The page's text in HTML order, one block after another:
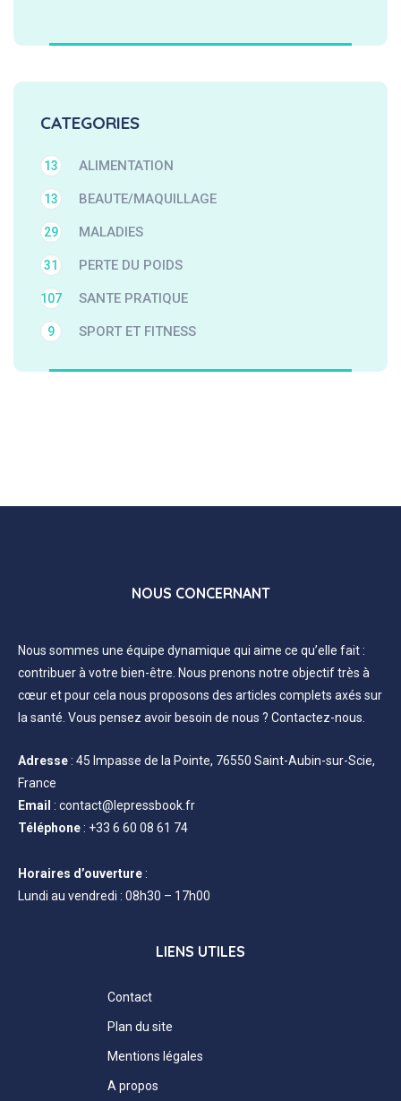
CATEGORIES
ALIMENTATION
13
BEAUTE/MAQUILLAGE
13
MALADIES
29
PERTE DU POIDS
31
SANTE PRATIQUE
107
SPORT ET FITNESS
9
NOUS CONCERNANT
Nous sommes une équipe dynamique qui aime ce qu’elle fait :
contribuer à votre bien-être. Nous prenons notre objectif très à
cœur et pour cela nous proposons des articles complets axés sur
la santé. Vous pensez avoir besoin de nous ? Contactez-nous.
Adresse: 45 Impasse de la Pointe, 76550 Saint-Aubin-sur-Scie,
France
Email : contact@lepressbook.fr
Téléphone: +33 6 60 08 61 74
Horaires d’ouverture:
Lundi au vendredi : 08h30 – 17h00
LIENS UTILES
Contact
Plan du site
Mentions légales
A propos